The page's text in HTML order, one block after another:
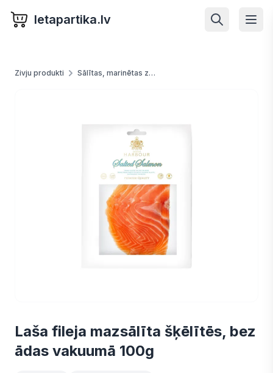
letapartika.lv
Zivju produkti Sālītas, marinētas zivis un jūras veltes
Laša fileja mazsālīta šķēlītēs, bez
ādas vakuumā 100g